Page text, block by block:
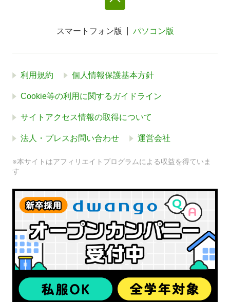
スマートフォン版 パソコン版
利用規約 個人情報保護基本方針
Cookie等の利用に関するガイドライン
サイトアクセス情報の取得について
法人・プレスお問い合わせ 運営会社
※本サイトはアフィリエイトプログラムによる収益を得ていま
す